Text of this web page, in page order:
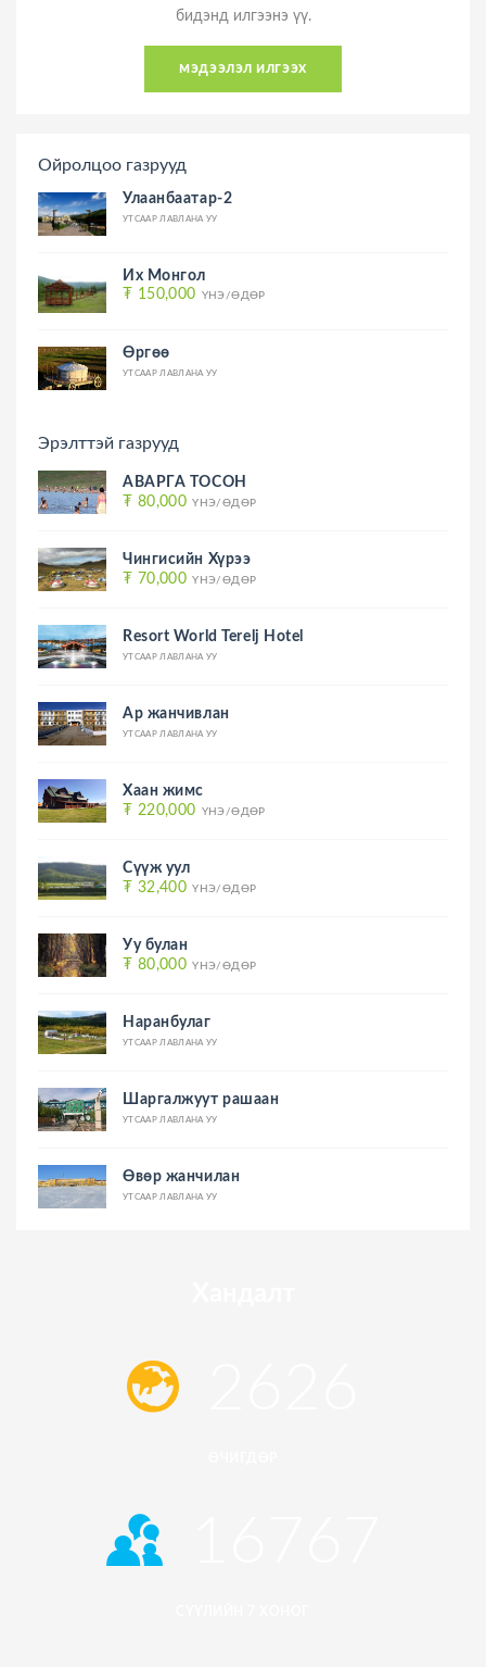
бидэнд илгээнэ үү.
мэдээлэл илгээх
Ойролцоо газрууд
Улаанбаатар-2
УТСААР ЛАВЛАНА УУ
Их Монгол
₮ 150,000 ҮНЭ/ӨДӨР
Өргөө
УТСААР ЛАВЛАНА УУ
Эрэлттэй газрууд
АВАРГА ТОСОН
₮ 80,000 ҮНЭ/ӨДӨР
Чингисийн Хүрээ
₮ 70,000 ҮНЭ/ӨДӨР
Resort World Terelj Hotel
УТСААР ЛАВЛАНА УУ
Ар жанчивлан
УТСААР ЛАВЛАНА УУ
Хаан жимс
₮ 220,000 ҮНЭ/ӨДӨР
Сүүж уул
₮ 32,400 ҮНЭ/ӨДӨР
Уу булан
₮ 80,000 ҮНЭ/ӨДӨР
Наранбулаг
УТСААР ЛАВЛАНА УУ
Шаргалжуут рашаан
УТСААР ЛАВЛАНА УУ
Өвөр жанчилан
УТСААР ЛАВЛАНА УУ